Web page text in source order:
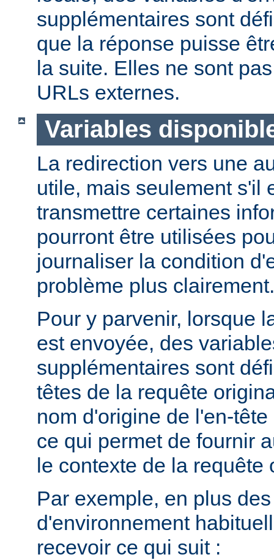
supplémentaires sont
que la réponse puisse
la suite. Elles ne sont
URLs externes.
Variables
La redirection vers une
utile, mais seulement s'il
transmettre certaines
pourront être utilisées
journaliser la condition
problème plus clairement.
Pour y parvenir, lorsque
est envoyée, des
supplémentaires sont
têtes de la requête
nom d'origine de l'en-
ce qui permet de fournir
le contexte de la requête
Par exemple, en plus
d'environnement
recevoir ce qui suit :